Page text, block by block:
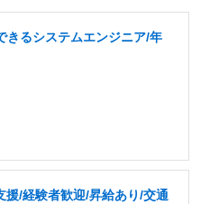
きるシステムエンジニア/年
/経験者歓迎/昇給あり/交通